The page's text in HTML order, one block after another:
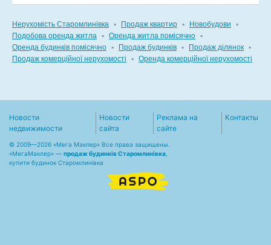
Нерухомість Старомлинівка ▪ Продаж квартир ▪ Новобудови
▪
Подобова оренда житла ▪ Оренда житла помісячно ▪
Оренда будинків помісячно ▪ Продаж будинків ▪ Продаж ділянок ▪
Продаж комерційної нерухомості
▪ Оренда комерційної нерухомості
Новости
недвижимости
Новости
сайта
Реклама на
сайте
Контакты
© 2009—2026 «Мега Маклер» Все права защищены.
«МегаМаклер» — продаж будинків Старомлинівка
купити будинок Старомлинівка